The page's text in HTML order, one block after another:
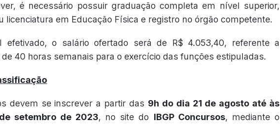
é necessário possuir graduação completa em nível superior,
licenciatura em Educação Física e registro no órgão competente.
efetivado, o salário ofertado será de R$ 4.053,40, referente a
40 horas semanais para o exercício das funções estipuladas.
devem se inscrever a partir das 9h do dia 21 de agosto até às
setembro de 2023, no site do IBGP Concursos, mediante o